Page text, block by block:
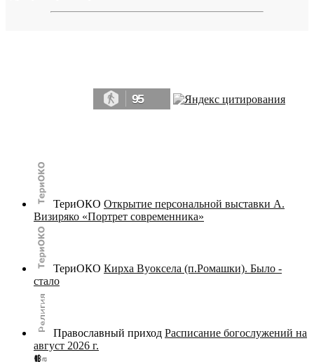
95
ТериОКО Открытие персональной выставки А.
Визиряко «Портрет современника»
ТериОКО Кирха Вуоксела (п.Ромашки). Было -
стало
Православный приход Расписание богослужений на
август 2026 г.